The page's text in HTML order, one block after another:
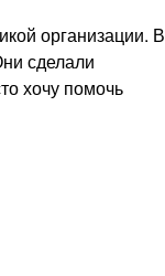
организации. В
сделали
хочу помочь